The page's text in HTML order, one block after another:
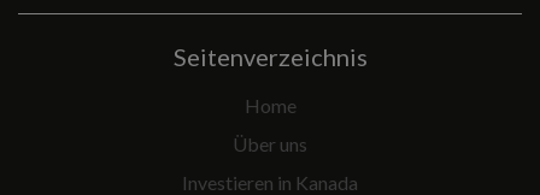
Seitenverzeichnis
Home
Über uns
Investieren in Kanada